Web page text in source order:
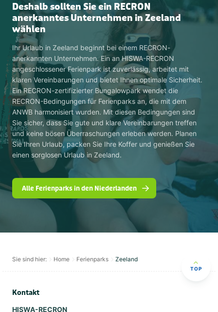
Deshalb sollten Sie ein RECRON
anerkanntes Unternehmen in Zeeland
wählen
Ihr Urlaub in Zeeland beginnt bei einem RECRON-
anerkannten Unternehmen. Ein an HISWA-RECRON
angeschlossener Ferienpark ist zuverlässig, arbeitet mit
klaren Vereinbarungen und bietet Ihnen optimale Sicherheit.
Ein RECRON-zertifizierter Bungalowpark wendet die
RECRON-Bedingungen für Ferienparks an, die mit dem
ANWB harmonisiert wurden. Mit diesen Bedingungen sind
Sie sicher, dass Sie gute und klare Vereinbarungen treffen
und keine bösen Überraschungen erleben werden. Planen
Sie Ihren Urlaub, packen Sie Ihre Koffer und genießen Sie
einen sorglosen Urlaub in Zeeland.
Alle Ferienparks in den Niederlanden
Sie sind hier: Home Ferienparks Zeeland
TOP
Kontakt
HISWA-RECRON